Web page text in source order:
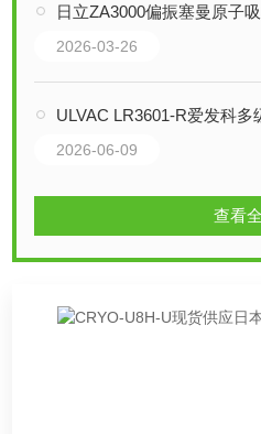
日立ZA3000偏振塞曼原子
2026-03-26
ULVAC LR3601-R爱发科多级罗茨型
2026-06-09
查看